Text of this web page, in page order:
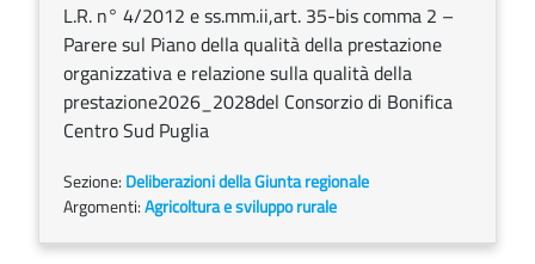
L.R. n° 4/2012 e ss.mm.ii,art. 35-bis comma 2 –
Parere sul Piano della qualità della prestazione
organizzativa e relazione sulla qualità della
prestazione2026_2028del Consorzio di Bonifica
Centro Sud Puglia
Sezione: Deliberazioni della Giunta regionale
Argomenti:Agricoltura e sviluppo rurale